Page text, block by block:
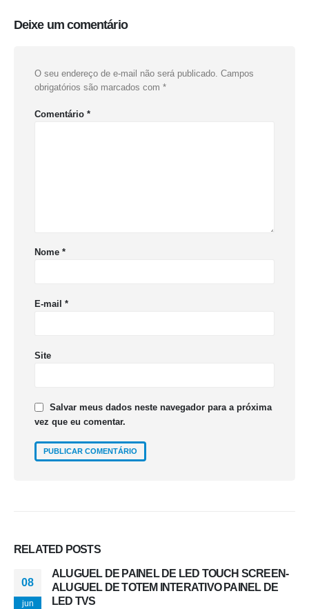
Deixe um comentário
O seu endereço de e-mail não será publicado. Campos
obrigatórios são marcados com *
Comentário *
Nome *
E-mail *
Site
Salvar meus dados neste navegador para a próxima
vez que eu comentar.
RELATED POSTS
08
jun
ALUGUEL DE PAINEL DE LED TOUCH SCREEN-
ALUGUEL DE TOTEM INTERATIVO PAINEL DE
LED TVS